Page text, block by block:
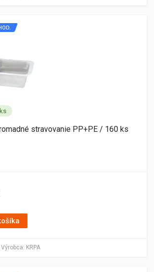
Výrobca: KRPA
stravovanie PP+PE / 160 ks